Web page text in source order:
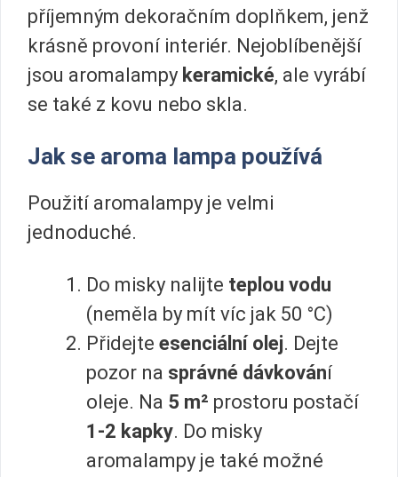
příjemným dekoračním doplňkem, jenž
krásně provoní interiér. Nejoblíbenější
jsou aromalampy keramické, ale vyrábí
se také z kovu nebo skla.
Jak se aroma lampa používá
Použití aromalampy je velmi
jednoduché.
Do misky nalijte teplou vodu
(neměla by mít víc jak 50 °C)
Přidejte esenciální olej. Dejte
pozor na správné dávkování
oleje. Na 5 m² prostoru postačí
1-2 kapky. Do misky
aromalampy je také možné